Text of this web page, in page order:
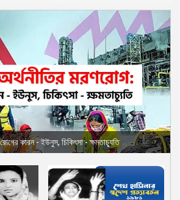
কারন - ইউনুস, চিকিৎসা - ক্ষমতাচ্যুতি